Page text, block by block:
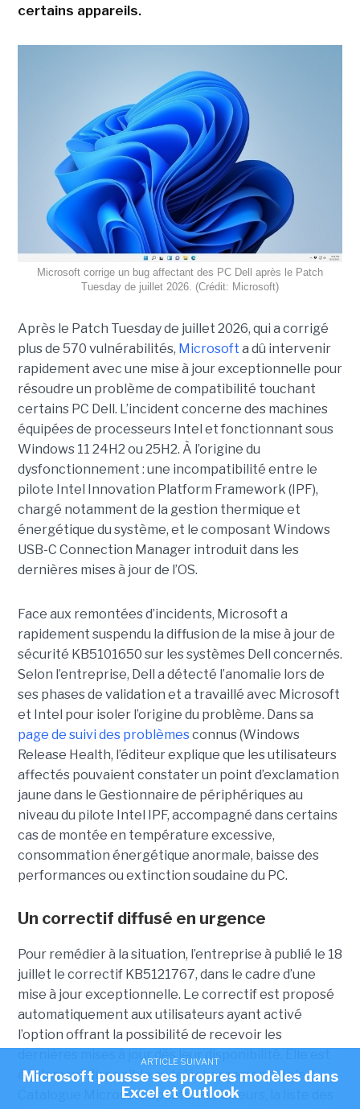
certains appareils.
Microsoft corrige un bug affectant des PC Dell après le Patch
Tuesday de juillet 2026. (Crédit: Microsoft)
Après le Patch Tuesday de juillet 2026, qui a corrigé
plus de 570 vulnérabilités, Microsoft a dû intervenir
rapidement avec une mise à jour exceptionnelle pour
résoudre un problème de compatibilité touchant
certains PC Dell. L’incident concerne des machines
équipées de processeurs Intel et fonctionnant sous
Windows 11 24H2 ou 25H2. À l’origine du
dysfonctionnement : une incompatibilité entre le
pilote Intel Innovation Platform Framework (IPF),
chargé notamment de la gestion thermique et
énergétique du système, et le composant Windows
USB-C Connection Manager introduit dans les
dernières mises à jour de l’OS.
Face aux remontées d’incidents, Microsoft a
rapidement suspendu la diffusion de la mise à jour de
sécurité KB5101650 sur les systèmes Dell concernés.
Selon l’entreprise, Dell a détecté l’anomalie lors de
ses phases de validation et a travaillé avec Microsoft
et Intel pour isoler l’origine du problème. Dans sa
page de suivi des problèmesconnus (Windows
Release Health, l’éditeur explique que les utilisateurs
affectés pouvaient constater un point d’exclamation
jaune dans le Gestionnaire de périphériques au
niveau du pilote Intel IPF, accompagné dans certains
cas de montée en température excessive,
consommation énergétique anormale, baisse des
performances ou extinction soudaine du PC.
Un correctif diffusé en urgence
Pour remédier à la situation, l’entreprise à publié le 18
juillet le correctif KB5121767, dans le cadre d’une
mise à jour exceptionnelle. Le correctif est proposé
automatiquement aux utilisateurs ayant activé
l’option offrant la possibilité de recevoir les
dernières mises à jour dès leur disponibilité. Elle est
également disponible au téléchargement via le
Catalogue Microsoft Update. Par ailleurs, la liste des
ARTICLE SUIVANT
Microsoft pousse ses propres modèles dans
Excel et Outlook